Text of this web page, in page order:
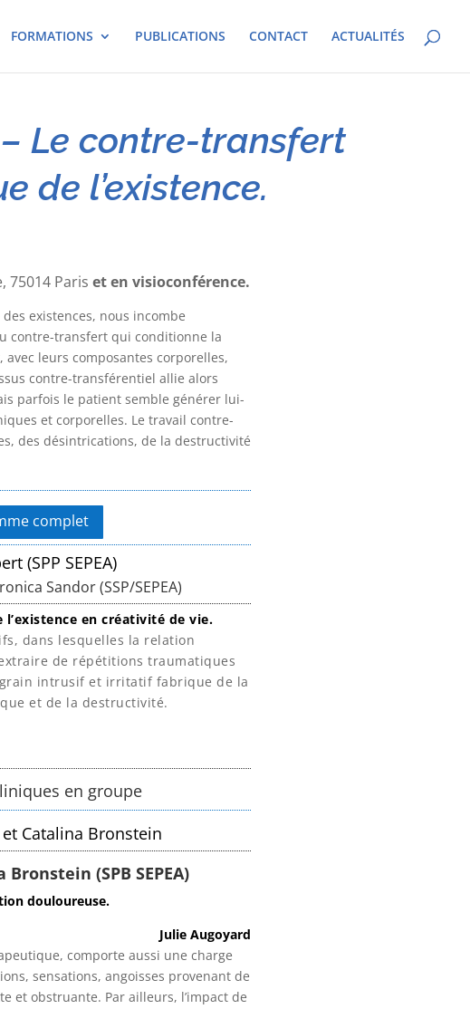
FORMATIONS PUBLICATIONS CONTACT ACTUALITÉS
Le contre-transfert
de l’existence.
75014 Paris et en visioconférence.
existences, nous incombe
contre-transfert qui conditionne la
leurs composantes corporelles,
contre-transférentiel allie alors
parfois le patient semble générer lui-
et corporelles. Le travail contre-
des désintrications, de la destructivité
complet
(SPP SEPEA)
Sandor (SSP/SEPEA)
en créativité de vie.
dans lesquelles la relation
de répétitions traumatiques
intrusif et irritatif fabriquede la
et de la destructivité.
en groupe
Catalina Bronstein
Bronstein (SPB SEPEA)
douloureuse.
Julie Augoyard
comporte aussi une charge
sensations, angoisses provenant de
et obstruante. Par ailleurs, l’impact de